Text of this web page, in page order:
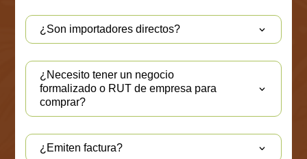
¿Son importadores directos?
¿Necesito tener un negocio
formalizado o RUT de empresa para
comprar?
¿Emiten factura?